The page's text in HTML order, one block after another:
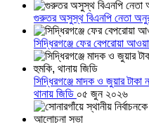
গুরুতর অসুস্থ বিএনপি নেতা অনুর
সিদ্ধিরগঞ্জে ফের বেপরোয়া
সিদ্ধিরগঞ্জে মাদক ও জুয়ার টাকা
থানায় জিডি ০৫ জুন ২০২৬